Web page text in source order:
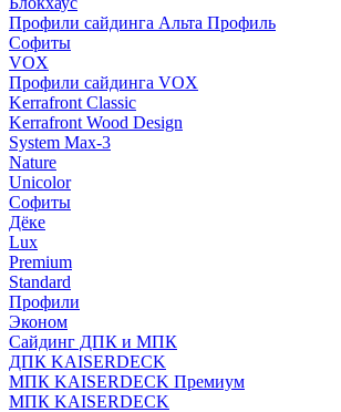
Профили сайдинга Альта Профиль
Софиты
VOX
Профили сайдинга VOX
Kerrafront Classic
Kerrafront Wood Design
System Max-3
Nature
Unicolor
Софиты
Дёке
Lux
Premium
Standard
Профили
Эконом
Сайдинг ДПК и МПК
ДПК KAISERDECK
МПК KAISERDECK Премиум
МПК KAISERDECK